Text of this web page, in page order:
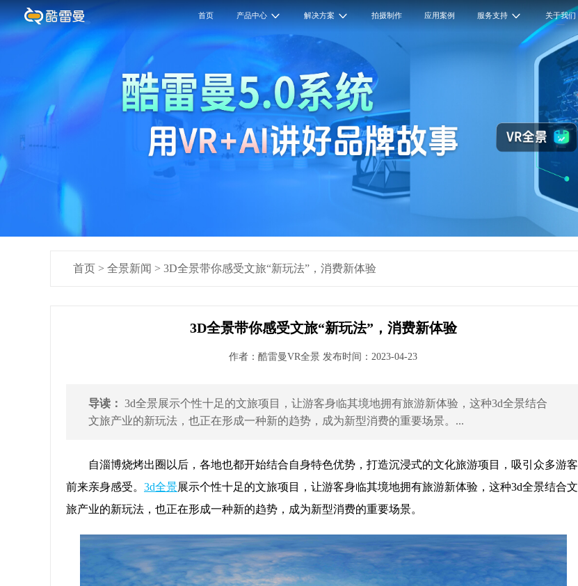
首页 产品中心 解决方案 拍摄制作 应用案例 服务支持 关于我们
首页 > 全景新闻 > 3D全景带你感受文旅“新玩法”，消费新体验
3D全景带你感受文旅“新玩法”，消费新体验
作者：酷雷曼VR全景 发布时间：2023-04-23
导读： 3d全景展示个性十足的文旅项目，让游客身临其境地拥有旅游新体验，这种3d全景结合
文旅产业的新玩法，也正在形成一种新的趋势，成为新型消费的重要场景。...
自淄博烧烤出圈以后，各地也都开始结合自身特色优势，打造沉浸式的文化旅游项目，吸引众多游客
前来亲身感受。 3d全景展示个性十足的文旅项目，让游客身临其境地拥有旅游新体验，这种3d全景结合文
旅产业的新玩法，也正在形成一种新的趋势，成为新型消费的重要场景。